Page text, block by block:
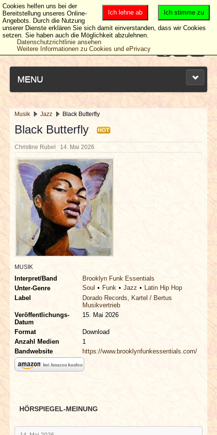
MENU
NEUESTE ARTIKEL
NEWS & DATES
BERICHTE
VERLOSUNGEN
INTERVIEWS
SPECIALS
REDAKTION
LINKS
ARCHIV
Musik Jazz Black Butterfly
Black Butterfly HOT
Christine Rubel 14. Mai 2026
MUSIK
Interpret/Band
Brooklyn Funk Essentials
Unter-Genre
Soul Funk Jazz
Latin Hip Hop
Label
Dorado Records, Kartel / Bertus
Musikvertrieb
Veröffentlichungs-
Datum
15. Mai 2026
Format
Download
Anzahl Medien
1
Bandwebsite
https://www.brooklynfunkessentials.com/
HÖRSPIEGEL-MEINUNG
Ich stimme zu
Ich lehne ab
Cookies helfen uns bei der
Bereitstellung unseres Online-
Angebots. Durch die Nutzung
unserer Dienste erklären Sie sich damit einverstanden, dass wir Cookies
setzen. Sie haben auch die Möglichkeit abzulehnen.
Datenschutzrichtlinie ansehen
Weitere Informationen zu Cookies und ePrivacy